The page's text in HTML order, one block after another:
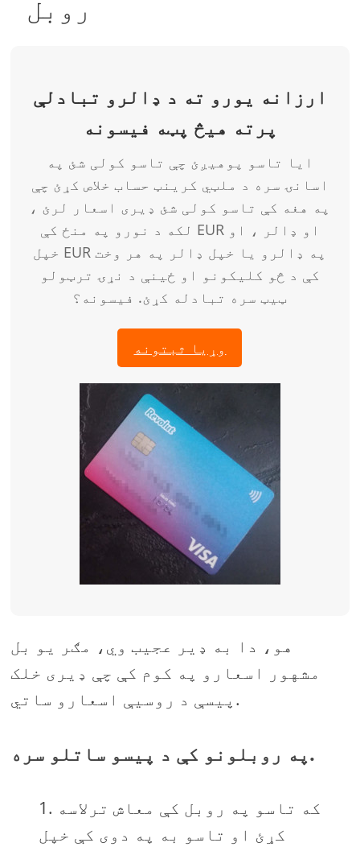
روبل
ارزانه یورو ته د ډالرو تبادلې
پرته هیڅ پټه فیسونه
ایا تاسو پوهیږئ چې تاسو کولی شئ په
اسانۍ سره د ملټي کرینټ حساب خلاص کړئ چې
په هغه کې تاسو کولی شئ ډیری اسعار لرئ ،
لکه د نورو په منځ کې EUR او ډالر ، او
خپل EUR په ډالرو یا خپل ډالر په هر وخت
کې د څو کلیکونو او ځینې د نړۍ ترټولو
ټیټ سره تبادله کړئ. فیسونه؟
وړیا ثبتونه
هو، دا به ډیر عجیب وي، مګر یو بل
مشهور اسعارو په کوم کې چې ډیری خلک
پیسې د روسیې اسعارو ساتي.
په روبلونو کې د پیسو ساتلو سره.
که تاسو په روبل کې معاش ترلاسه
کړئ او تاسو به په دوی کې خپل